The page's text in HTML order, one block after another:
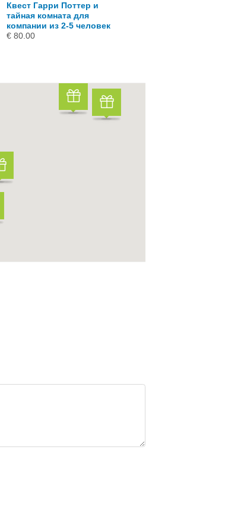
Квест Гарри Поттер и
тайная комната для
компании из 2-5 человек
€ 80.00